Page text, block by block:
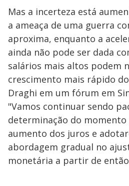
Mas a incerteza está
a ameaça de uma guerra
aproxima, enquanto a
ainda não pode ser dada
salários mais altos podem
crescimento mais rápido
Draghi em um fórum em
"Vamos continuar sendo
determinação do
aumento dos juros e
abordagem gradual no
monetária a partir de